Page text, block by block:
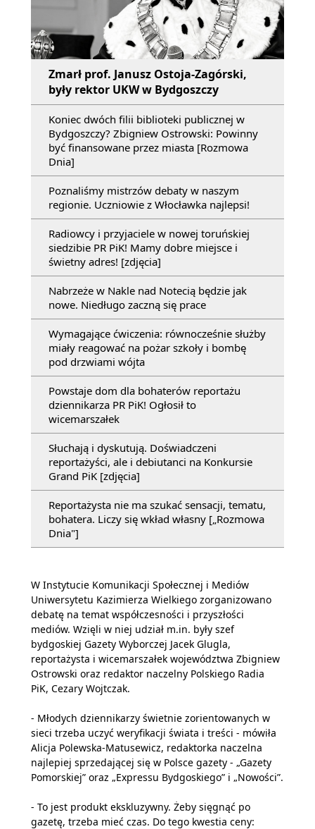
Zmarł prof. Janusz Ostoja-Zagórski,
były rektor UKW w Bydgoszczy
Koniec dwóch filii biblioteki publicznej w
Bydgoszczy? Zbigniew Ostrowski: Powinny
być finansowane przez miasta [Rozmowa
Dnia]
Poznaliśmy mistrzów debaty w naszym
regionie. Uczniowie z Włocławka najlepsi!
Radiowcy i przyjaciele w nowej toruńskiej
siedzibie PR PiK! Mamy dobre miejsce i
świetny adres! [zdjęcia]
Nabrzeże w Nakle nad Notecią będzie jak
nowe. Niedługo zaczną się prace
Wymagające ćwiczenia: równocześnie służby
miały reagować na pożar szkoły i bombę
pod drzwiami wójta
Powstaje dom dla bohaterów reportażu
dziennikarza PR PiK! Ogłosił to
wicemarszałek
Słuchają i dyskutują. Doświadczeni
reportażyści, ale i debiutanci na Konkursie
Grand PiK [zdjęcia]
Reportażysta nie ma szukać sensacji, tematu,
bohatera. Liczy się wkład własny [„Rozmowa
Dnia"]
W Instytucie Komunikacji Społecznej i Mediów
Uniwersytetu Kazimierza Wielkiego zorganizowano
debatę na temat współczesności i przyszłości
mediów. Wzięli w niej udział m.in. były szef
bydgoskiej Gazety Wyborczej Jacek Glugla,
reportażysta i wicemarszałek województwa Zbigniew
Ostrowski oraz redaktor naczelny Polskiego Radia
PiK, Cezary Wojtczak.
- Młodych dziennikarzy świetnie zorientowanych w
sieci trzeba uczyć weryfikacji świata i treści - mówiła
Alicja Polewska-Matusewicz, redaktorka naczelna
najlepiej sprzedającej się w Polsce gazety - „Gazety
Pomorskiej” oraz „Expressu Bydgoskiego” i „Nowości”.
- To jest produkt ekskluzywny. Żeby sięgnąć po
gazetę, trzeba mieć czas. Do tego kwestia ceny: